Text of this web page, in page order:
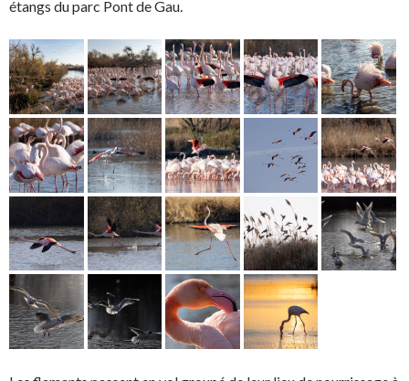
étangs du parc Pont de Gau.